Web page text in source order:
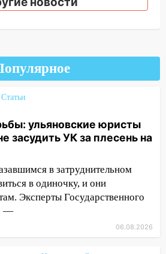
проспекте Тюленева
области
области
на трассе и
дело
на 6 августа в
пройдет
«Наше время»
в Ульяновске 5
рабочего дня: список АЗС
Статьи
ульяновские юристы
засудить УК за плесень на
в затруднительном
в одиночку, и они
Эксперты Государственного
—
06.08.2026